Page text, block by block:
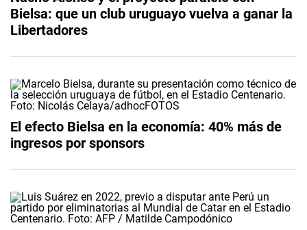
Bielsa: que un club uruguayo vuelva a ganar la
Libertadores
El efecto Bielsa en la economía: 40% más de
ingresos por sponsors